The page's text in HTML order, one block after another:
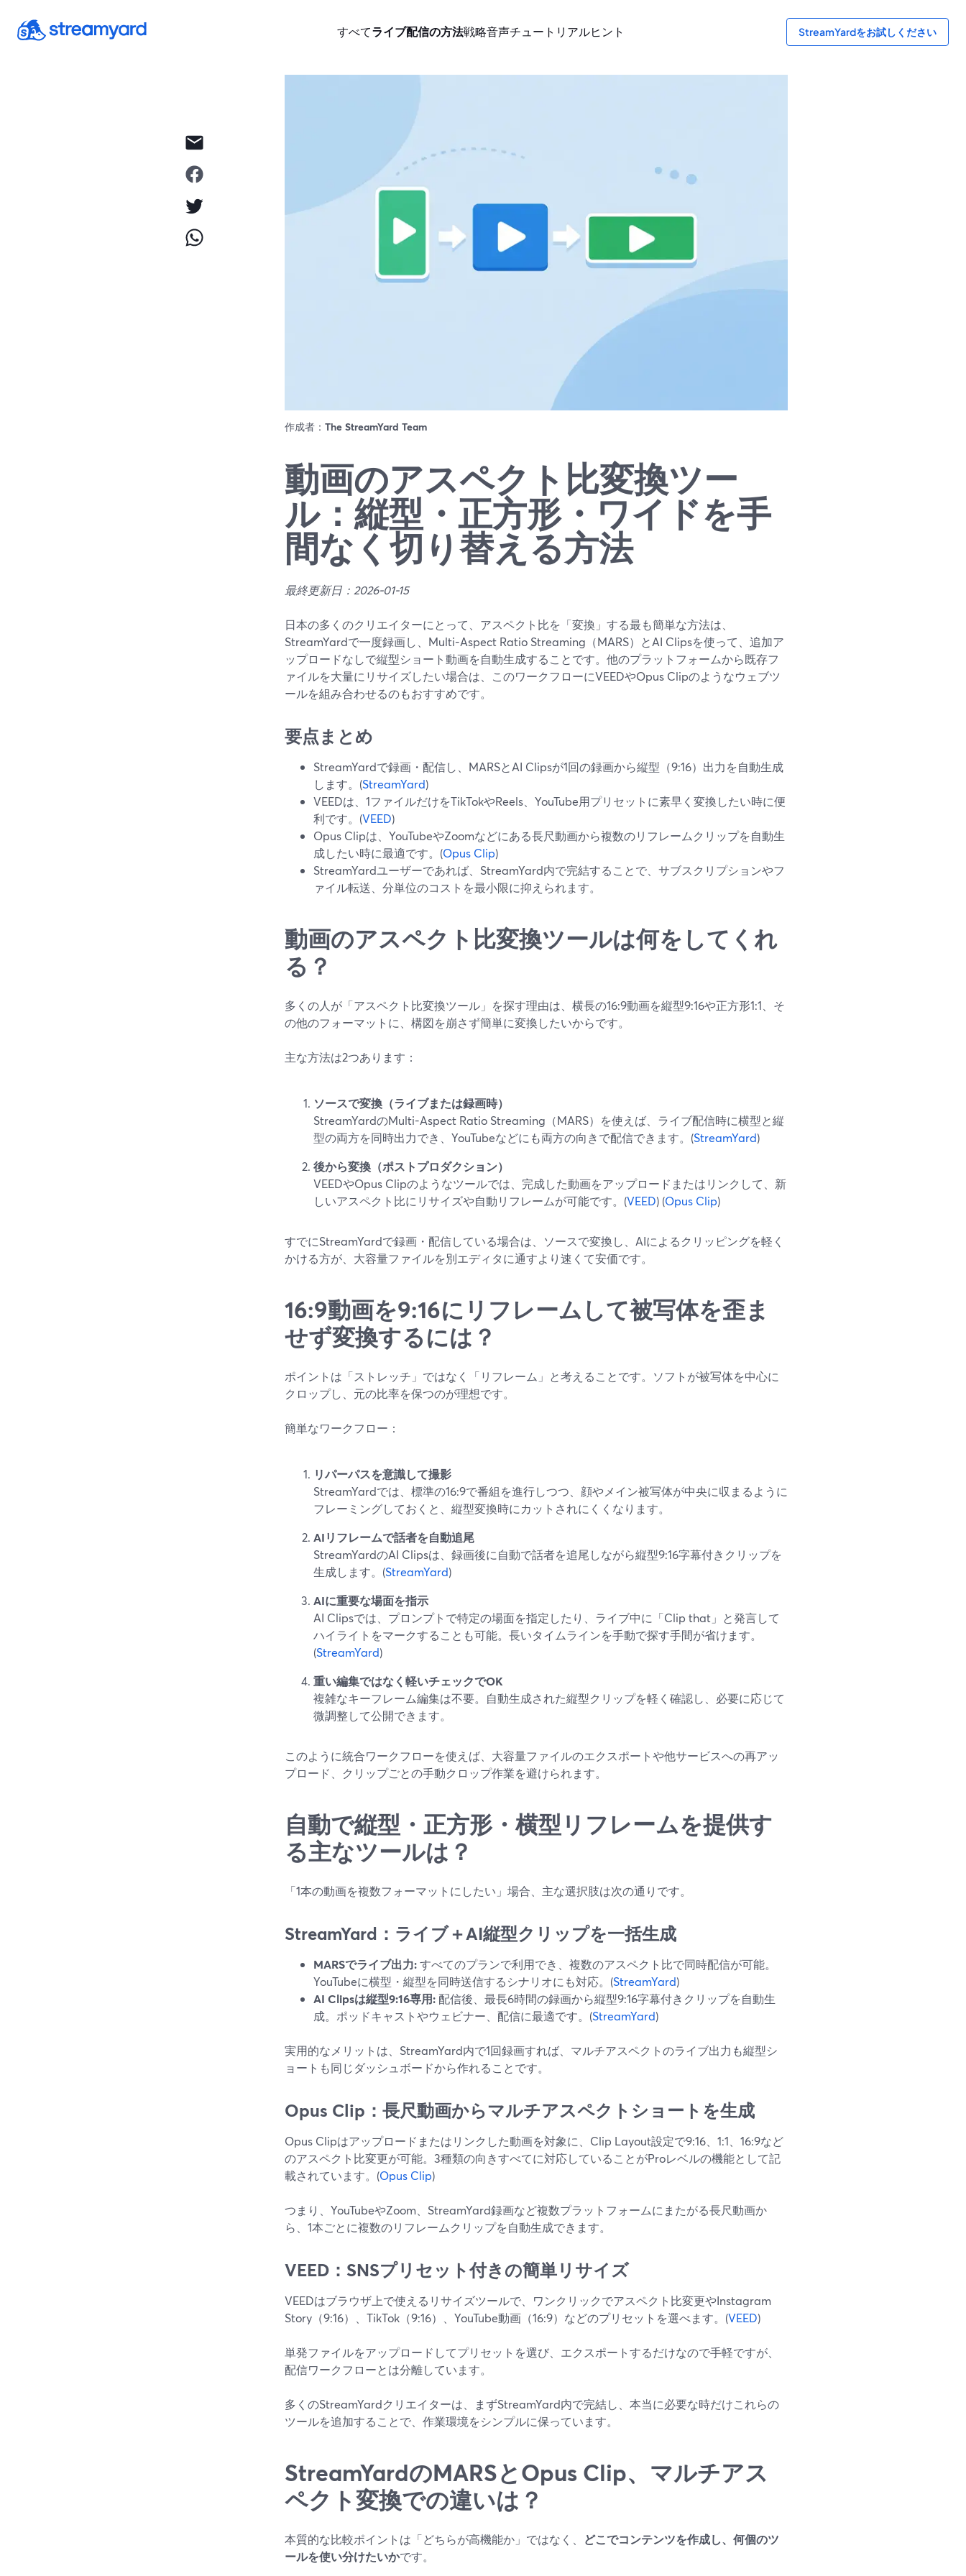
すべてライブ配信の方法戦略音声チュートリアルヒント StreamYardをお試しください
作成者： The StreamYard Team
動画のアスペクト比変換ツー
ル：縦型・正方形・ワイドを手
間なく切り替える方法
最終更新日：2026-01-15
日本の多くのクリエイターにとって、アスペクト比を「変換」する最も簡単な方法は、
StreamYardで一度録画し、Multi-Aspect Ratio Streaming（MARS）とAI Clipsを使って、追加ア
ップロードなしで縦型ショート動画を自動生成することです。他のプラットフォームから既存フ
ァイルを大量にリサイズしたい場合は、このワークフローにVEEDやOpus Clipのようなウェブツ
ールを組み合わせるのもおすすめです。
要点まとめ
StreamYardで録画・配信し、MARSとAI Clipsが1回の録画から縦型（9:16）出力を自動生成
します。(StreamYard)
VEEDは、1ファイルだけをTikTokやReels、YouTube用プリセットに素早く変換したい時に便
利です。(VEED)
Opus Clipは、YouTubeやZoomなどにある長尺動画から複数のリフレームクリップを自動生
成したい時に最適です。(Opus Clip)
StreamYardユーザーであれば、StreamYard内で完結することで、サブスクリプションやフ
ァイル転送、分単位のコストを最小限に抑えられます。
動画のアスペクト比変換ツールは何をしてくれ
る？
多くの人が「アスペクト比変換ツール」を探す理由は、横長の16:9動画を縦型9:16や正方形1:1、そ
の他のフォーマットに、構図を崩さず簡単に変換したいからです。
主な方法は2つあります：
ソースで変換（ライブまたは録画時）
StreamYardのMulti-Aspect Ratio Streaming（MARS）を使えば、ライブ配信時に横型と縦
型の両方を同時出力でき、YouTubeなどにも両方の向きで配信できます。(StreamYard)
後から変換（ポストプロダクション）
VEEDやOpus Clipのようなツールでは、完成した動画をアップロードまたはリンクして、新
しいアスペクト比にリサイズや自動リフレームが可能です。(VEED) (Opus Clip)
すでにStreamYardで録画・配信している場合は、ソースで変換し、AIによるクリッピングを軽く
かける方が、大容量ファイルを別エディタに通すより速くて安価です。
16:9動画を9:16にリフレームして被写体を歪ま
せず変換するには？
ポイントは「ストレッチ」ではなく「リフレーム」と考えることです。ソフトが被写体を中心に
クロップし、元の比率を保つのが理想です。
簡単なワークフロー：
リパーパスを意識して撮影
StreamYardでは、標準の16:9で番組を進行しつつ、顔やメイン被写体が中央に収まるように
フレーミングしておくと、縦型変換時にカットされにくくなります。
AIリフレームで話者を自動追尾
StreamYardのAI Clipsは、録画後に自動で話者を追尾しながら縦型9:16字幕付きクリップを
生成します。(StreamYard)
AIに重要な場面を指示
AI Clipsでは、プロンプトで特定の場面を指定したり、ライブ中に「Clip that」と発言して
ハイライトをマークすることも可能。長いタイムラインを手動で探す手間が省けます。
(StreamYard)
重い編集ではなく軽いチェックでOK
複雑なキーフレーム編集は不要。自動生成された縦型クリップを軽く確認し、必要に応じて
微調整して公開できます。
このように統合ワークフローを使えば、大容量ファイルのエクスポートや他サービスへの再アッ
プロード、クリップごとの手動クロップ作業を避けられます。
自動で縦型・正方形・横型リフレームを提供す
る主なツールは？
「1本の動画を複数フォーマットにしたい」場合、主な選択肢は次の通りです。
StreamYard：ライブ＋AI縦型クリップを一括生成
MARSでライブ出力:すべてのプランで利用でき、複数のアスペクト比で同時配信が可能。
YouTubeに横型・縦型を同時送信するシナリオにも対応。(StreamYard)
AI Clipsは縦型9:16専用: 配信後、最長6時間の録画から縦型9:16字幕付きクリップを自動生
成。ポッドキャストやウェビナー、配信に最適です。(StreamYard)
実用的なメリットは、StreamYard内で1回録画すれば、マルチアスペクトのライブ出力も縦型シ
ョートも同じダッシュボードから作れることです。
Opus Clip：長尺動画からマルチアスペクトショートを生成
Opus Clipはアップロードまたはリンクした動画を対象に、Clip Layout設定で9:16、1:1、16:9など
のアスペクト比変更が可能。3種類の向きすべてに対応していることがProレベルの機能として記
載されています。(Opus Clip)
つまり、YouTubeやZoom、StreamYard録画など複数プラットフォームにまたがる長尺動画か
ら、1本ごとに複数のリフレームクリップを自動生成できます。
VEED：SNSプリセット付きの簡単リサイズ
VEEDはブラウザ上で使えるリサイズツールで、ワンクリックでアスペクト比変更やInstagram
Story（9:16）、TikTok（9:16）、YouTube動画（16:9）などのプリセットを選べます。(VEED)
単発ファイルをアップロードしてプリセットを選び、エクスポートするだけなので手軽ですが、
配信ワークフローとは分離しています。
多くのStreamYardクリエイターは、まずStreamYard内で完結し、本当に必要な時だけこれらの
ツールを追加することで、作業環境をシンプルに保っています。
StreamYardのMARSとOpus Clip、マルチアス
ペクト変換での違いは？
本質的な比較ポイントは「どちらが高機能か」ではなく、 どこでコンテンツを作成し、何個のツ
ールを使い分けたいかです。